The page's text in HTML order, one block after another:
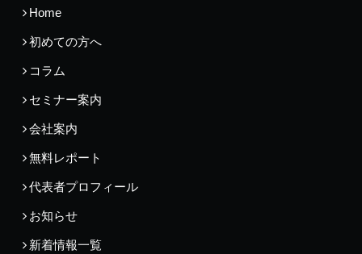
Home
初めての方へ
コラム
セミナー案内
会社案内
無料レポート
代表者プロフィール
お知らせ
新着情報一覧